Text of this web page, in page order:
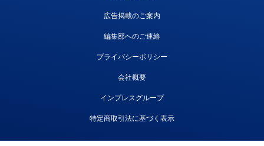
広告掲載のご案内
編集部へのご連絡
プライバシーポリシー
会社概要
インプレスグループ
特定商取引法に基づく表示